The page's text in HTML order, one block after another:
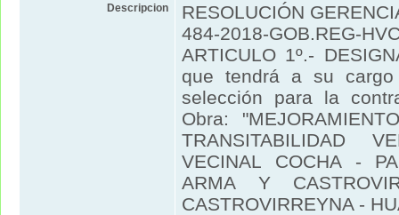
Descripcion
RESOLUCIÓN
484-2018-GOB.REG-
ARTICULO 1º.-
que tendrá a su
selección para la
Obra:
TRANSITABILIDAD
VECINAL COCHA -
ARMA Y
CASTROVIRREYNA -